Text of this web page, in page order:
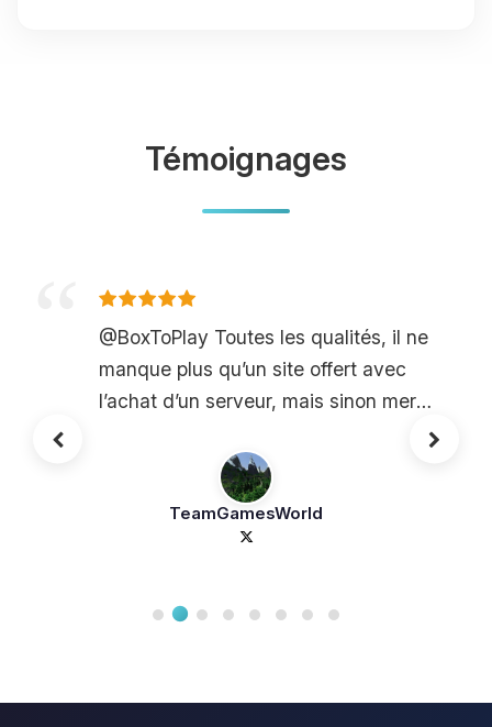
Témoignages
@BoxToPlay Toutes les qualités, il ne
manque plus qu’un site offert avec
l’achat d’un serveur, mais sinon merci
TeamGamesWorld